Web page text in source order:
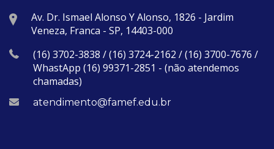
Av. Dr. Ismael Alonso Y Alonso, 1826 - Jardim
Veneza, Franca - SP, 14403-000
(16) 3702-3838 / (16) 3724-2162 / (16) 3700-7676 /
WhastApp (16) 99371-2851 - (não atendemos
chamadas)
atendimento@famef.edu.br